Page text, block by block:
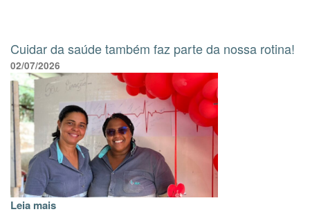
Cuidar da saúde também faz parte da nossa rotina!
02/07/2026
Leia mais